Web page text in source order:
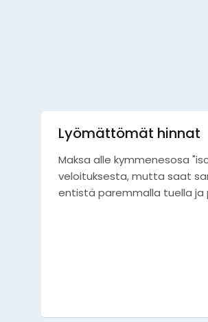
Lyömättömät hinnat
Maksa alle kymmenesosa
veloituksesta, mutta saat
entistä paremmalla tuella ja